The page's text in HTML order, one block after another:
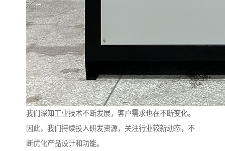
我们深知工业技术不断发展，客户需求也在不断变化。
因此，我们持续投入研发资源，关注行业较新动态，不
断优化产品设计和功能。